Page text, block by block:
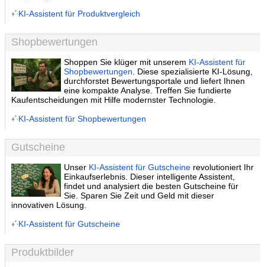
KI-Assistent für Produktvergleich
Shopbewertungen
Shoppen Sie klüger mit unserem KI-Assistent für
Shopbewertungen . Diese spezialisierte KI-Lösung,
durchforstet Bewertungsportale und liefert Ihnen
eine kompakte Analyse. Treffen Sie fundierte
Kaufentscheidungen mit Hilfe modernster Technologie.
KI-Assistent für Shopbewertungen
Gutscheine
Unser KI-Assistent für Gutscheine revolutioniert Ihr
Einkaufserlebnis. Dieser intelligente Assistent,
findet und analysiert die besten Gutscheine für
Sie. Sparen Sie Zeit und Geld mit dieser
innovativen Lösung.
KI-Assistent für Gutscheine
Produktbilder